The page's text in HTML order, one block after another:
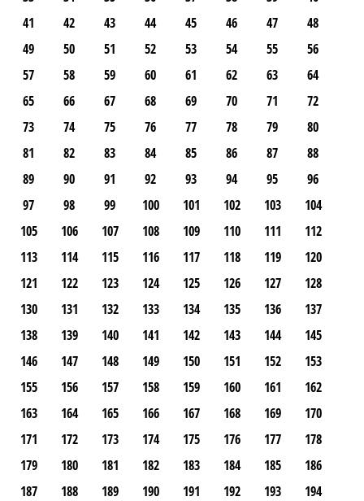
41
42 43 44 45 46 47
48
49
50 51 52 53 54 55
56
57
58 59 60 61 62 63
64
65
66 67 68 69 70 71
72
73
74 75 76 77 78 79
80
81
82 83 84 85 86 87
88
89
90 91 92 93 94 95
96
97
98 99 100 101 102 103
104
105
106 107 108 109 110 111
112
113
114 115 116 117 118 119
120
121
122 123 124 125 126 127
128
130
131 132 133 134 135 136
137
138
139 140 141 142 143 144
145
146
147 148 149 150 151 152
153
155
156 157 158 159 160 161
162
163
164 165 166 167 168 169
170
171
172 173 174 175 176 177
178
179
180 181 182 183 184 185
186
187
188 189 190 191 192 193 194